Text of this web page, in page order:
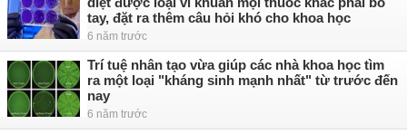
tay, đặt ra thêm câu hỏi khó cho khoa học
6 năm trước
Trí tuệ nhân tạo vừa giúp các nhà khoa học tìm
ra một loại "kháng sinh mạnh nhất" từ trước đến
nay
6 năm trước